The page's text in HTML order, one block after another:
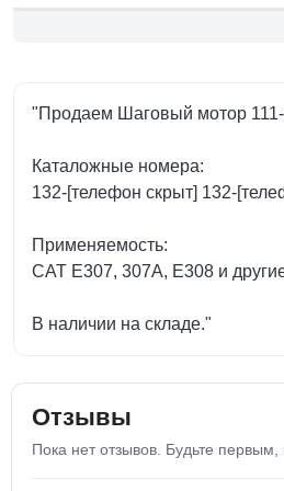
"Продаем Шаговый мотор
Каталожные номера:
132-[телефон скрыт] 132-
Применяемость:
CAT E307, 307A, E308 и
В наличии на складе."
Отзывы
Пока нет отзывов. Будьте первым,